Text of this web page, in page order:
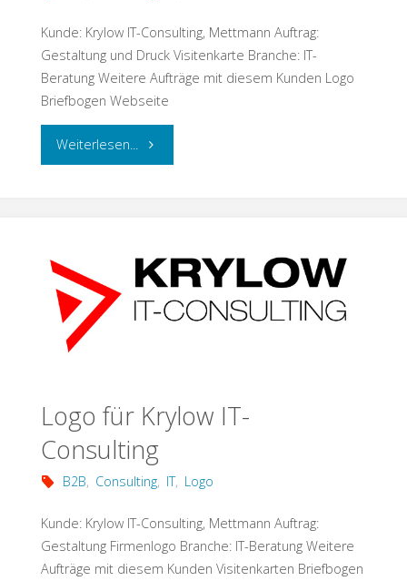
Kunde: Krylow IT-Consulting, Mettmann Auftrag:
Gestaltung und Druck Visitenkarte Branche: IT-
Beratung Weitere Aufträge mit diesem Kunden Logo
Briefbogen Webseite
Weiterlesen... "Visitenkarte
IT-
Consulting"
Logo für Krylow IT-
Consulting
B2B, Consulting, IT, Logo
Kunde: Krylow IT-Consulting, Mettmann Auftrag:
Gestaltung Firmenlogo Branche: IT-Beratung Weitere
Aufträge mit diesem Kunden Visitenkarten Briefbogen